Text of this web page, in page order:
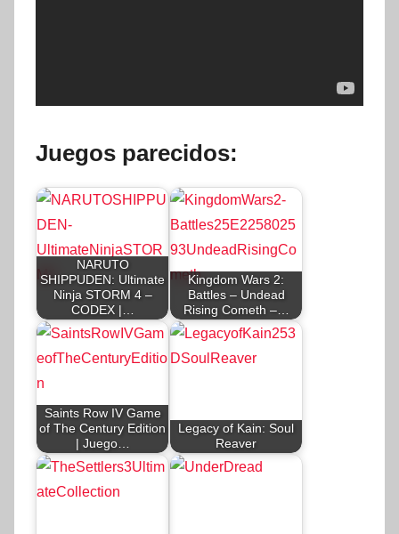
Juegos parecidos:
NARUTO
SHIPPUDEN: Ultimate
Ninja STORM 4 –
CODEX |…
Kingdom Wars 2:
Battles – Undead
Rising Cometh –…
Saints Row IV Game
of The Century Edition
| Juego…
Legacy of Kain: Soul
Reaver